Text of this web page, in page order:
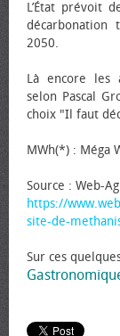
L’État prévoit
2050.
Là encore les
selon Pascal
choix "Il faut
MWh(*) : Méga
Source : Web-
https://
site-de-
Sur ces